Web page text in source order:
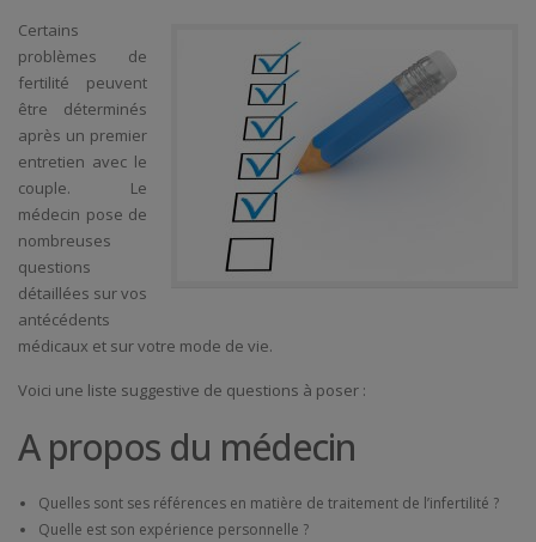
Certains
problèmes de
fertilité peuvent
être déterminés
après un premier
entretien avec le
couple. Le
médecin pose de
nombreuses
questions
détaillées sur vos
antécédents
médicaux et sur votre mode de vie.
Voici une liste suggestive de questions à poser :
A propos du médecin
Quelles sont ses références en matière de traitement de l’infertilité ?
Quelle est son expérience personnelle ?